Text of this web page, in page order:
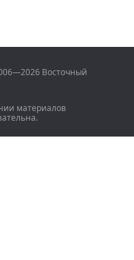
Восточный
материалов